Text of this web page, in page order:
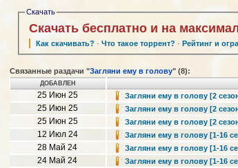
Скачать
Скачать бесплатно и на
Как скачивать? ·Что такое торрент? · Рейтинг и
Связанные раздачи "Загляни ему в голову" (8):
ДОБАВЛЕН
25 Июн 25 Загляни ему в голову [2
25 Июн 25
Загляни ему в голову [2
25 Июн 25
Загляни ему в голову [2
12 Июл 24
Загляни ему в голову [1-16
28 Май 24
Загляни ему в голову [1-16
24 Май 24
Загляни ему в голову [1-16